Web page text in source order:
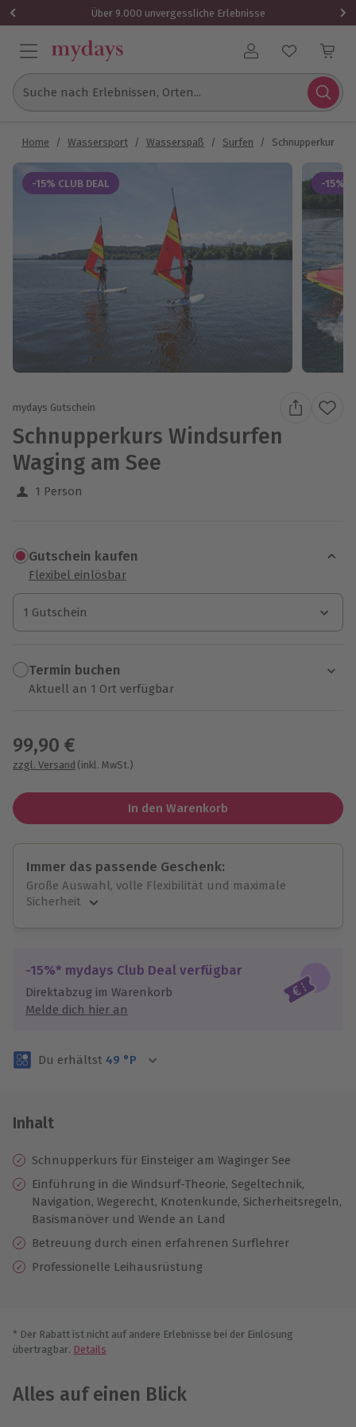
Über 9.000 unvergessliche Erlebnisse
Benutzerkonto
Suche nach Erlebnissen, Orten...
Home / Wassersport / Wasserspaß / Surfen / Schnupperkurs
-15% CLUB DEAL -15%
mydays Gutschein
Schnupperkurs Windsurfen
Waging am See
1 Person
Gutschein kaufen
Flexibel einlösbar
1 Gutschein
1 Gutschein
1 Gutschein
Termin buchen
Aktuell an 1 Ort verfügbar
99,90 €
zzgl. Versand (inkl. MwSt.)
In den Warenkorb
Immer das passende Geschenk:
Große Auswahl, volle Flexibilität und maximale
Sicherheit
Jeder Gutschein für alle Erlebnisse einlösbar.
Maximale Sicherheit
3 Jahre gültig & verlängerbar.
-15%* mydays Club Deal verfügbar
Direktabzug im Warenkorb
Melde dich hier an
Du erhältst 49 °P
Inhalt
Schnupperkurs für Einsteiger am Waginger See
Einführung in die Windsurf-Theorie, Segeltechnik,
Navigation, Wegerecht, Knotenkunde, Sicherheitsregeln,
Basismanöver und Wende an Land
Betreuung durch einen erfahrenen Surflehrer
Professionelle Leihausrüstung
* Der Rabatt ist nicht auf andere Erlebnisse bei der Einlösung
übertragbar. Details
Alles auf einen Blick